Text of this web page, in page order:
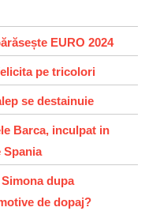
EURO 2024
pe tricolori
se destainuie
Barca, inculpat in
Spania
dupa
de dopaj?